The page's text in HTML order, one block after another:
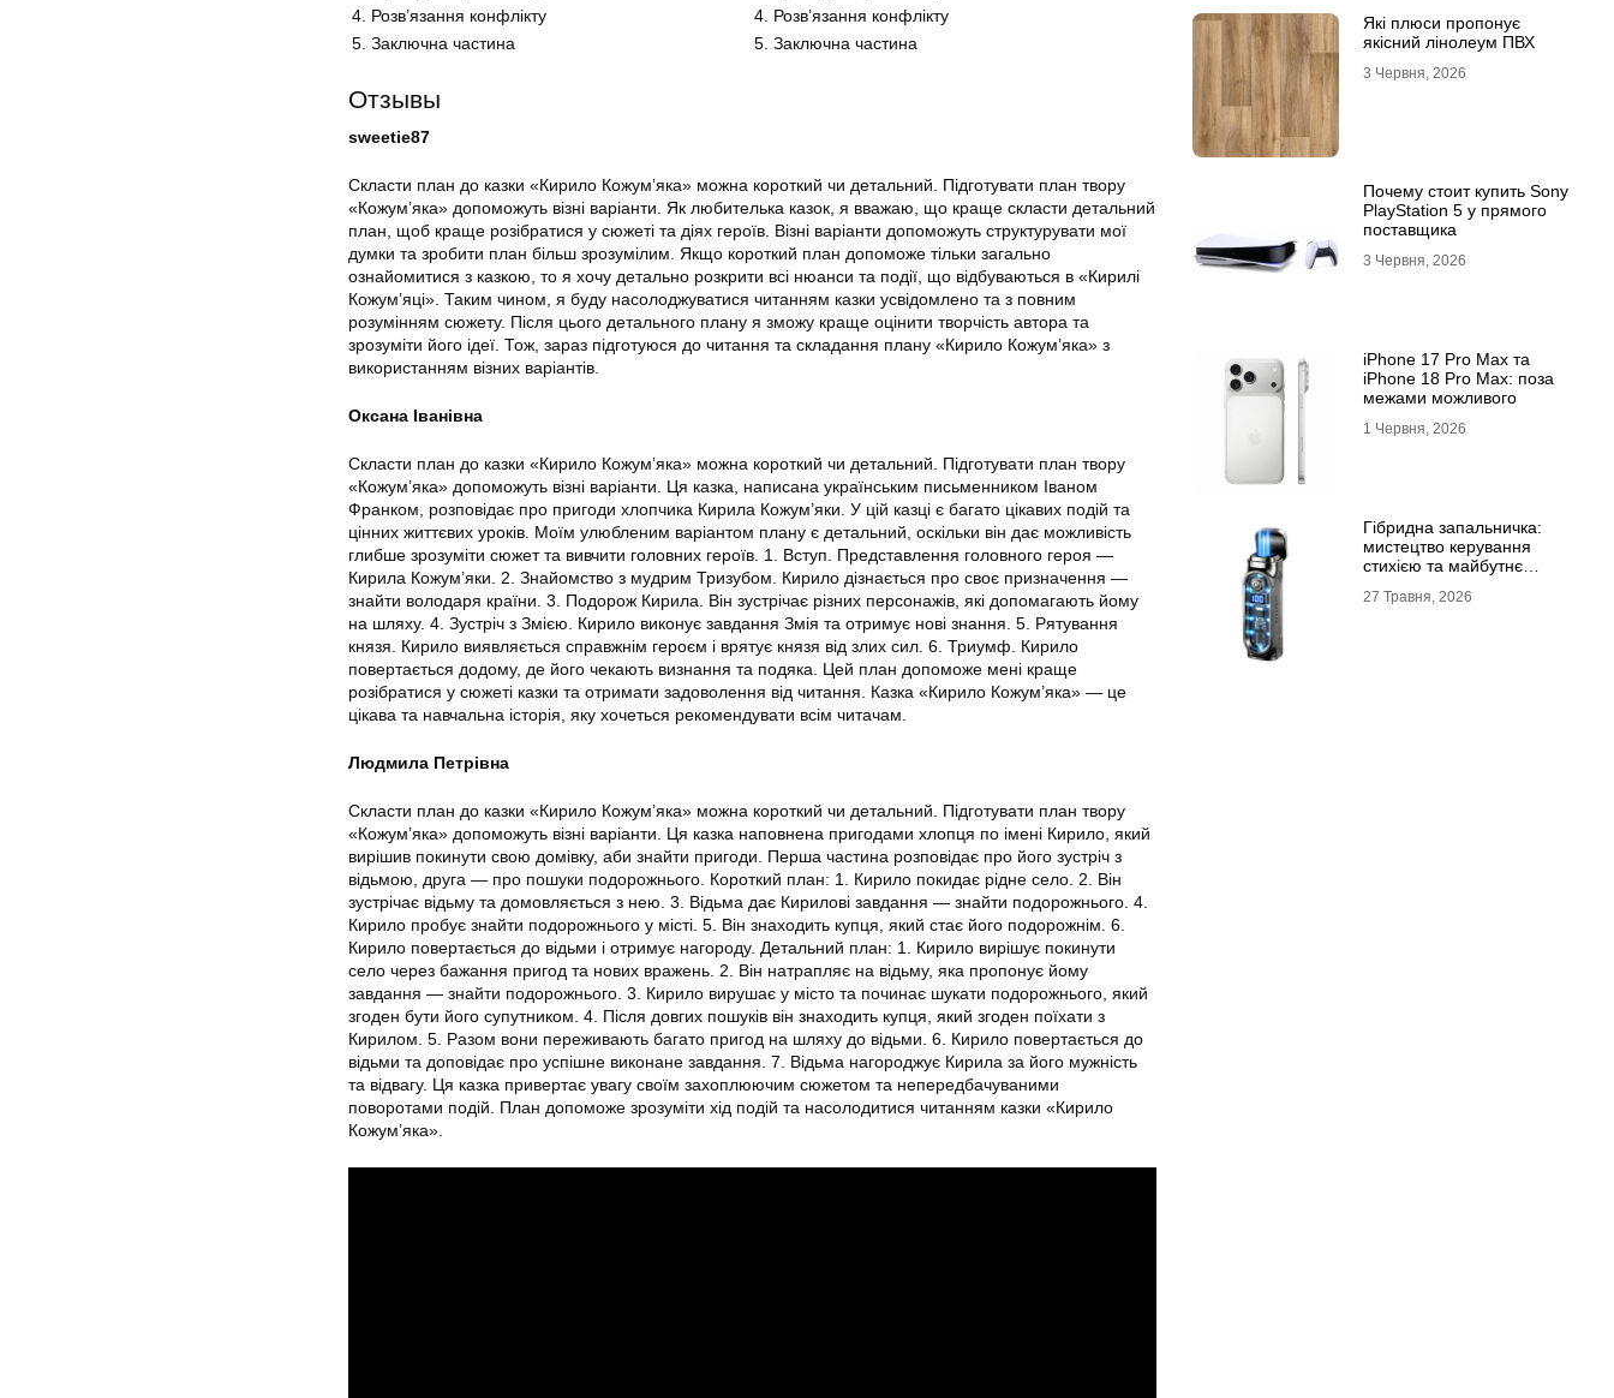
4. Розв’язання конфлікту
4. Розв’язання конфлікту
5. Заключна частина
5. Заключна частина
Отзывы
sweetie87
Скласти план до казки «Кирило Кожум’яка» можна короткий чи детальний. Підготувати план твору
«Кожум’яка» допоможуть візні варіанти. Як любителька казок, я вважаю, що краще скласти детальний
план, щоб краще розібратися у сюжеті та діях героїв. Візні варіанти допоможуть структурувати мої
думки та зробити план більш зрозумілим. Якщо короткий план допоможе тільки загально
ознайомитися з казкою, то я хочу детально розкрити всі нюанси та події, що відбуваються в «Кирилі
Кожум’яці». Таким чином, я буду насолоджуватися читанням казки усвідомлено та з повним
розумінням сюжету. Після цього детального плану я зможу краще оцінити творчість автора та
зрозуміти його ідеї. Тож, зараз підготуюся до читання та складання плану «Кирило Кожум’яка» з
використанням візних варіантів.
Оксана Іванівна
Скласти план до казки «Кирило Кожум’яка» можна короткий чи детальний. Підготувати план твору
«Кожум’яка» допоможуть візні варіанти. Ця казка, написана українським письменником Іваном
Франком, розповідає про пригоди хлопчика Кирила Кожум’яки. У цій казці є багато цікавих подій та
цінних життєвих уроків. Моїм улюбленим варіантом плану є детальний, оскільки він дає можливість
глибше зрозуміти сюжет та вивчити головних героїв. 1. Вступ. Представлення головного героя —
Кирила Кожум’яки. 2. Знайомство з мудрим Тризубом. Кирило дізнається про своє призначення —
знайти володаря країни. 3. Подорож Кирила. Він зустрічає різних персонажів, які допомагають йому
на шляху. 4. Зустріч з Змією. Кирило виконує завдання Змія та отримує нові знання. 5. Рятування
князя. Кирило виявляється справжнім героєм і врятує князя від злих сил. 6. Триумф. Кирило
повертається додому, де його чекають визнання та подяка. Цей план допоможе мені краще
розібратися у сюжеті казки та отримати задоволення від читання. Казка «Кирило Кожум’яка» — це
цікава та навчальна історія, яку хочеться рекомендувати всім читачам.
Людмила Петрівна
Скласти план до казки «Кирило Кожум’яка» можна короткий чи детальний. Підготувати план твору
«Кожум’яка» допоможуть візні варіанти. Ця казка наповнена пригодами хлопця по імені Кирило, який
вирішив покинути свою домівку, аби знайти пригоди. Перша частина розповідає про його зустріч з
відьмою, друга — про пошуки подорожнього. Короткий план: 1. Кирило покидає рідне село. 2. Він
зустрічає відьму та домовляється з нею. 3. Відьма дає Кирилові завдання — знайти подорожнього. 4.
Кирило пробує знайти подорожнього у місті. 5. Він знаходить купця, який стає його подорожнім. 6.
Кирило повертається до відьми і отримує нагороду. Детальний план: 1. Кирило вирішує покинути
село через бажання пригод та нових вражень. 2. Він натрапляє на відьму, яка пропонує йому
завдання — знайти подорожнього. 3. Кирило вирушає у місто та починає шукати подорожнього, який
згоден бути його супутником. 4. Після довгих пошуків він знаходить купця, який згоден поїхати з
Кирилом. 5. Разом вони переживають багато пригод на шляху до відьми. 6. Кирило повертається до
відьми та доповідає про успішне виконане завдання. 7. Відьма нагороджує Кирила за його мужність
та відвагу. Ця казка привертає увагу своїм захоплюючим сюжетом та непередбачуваними
поворотами подій. План допоможе зрозуміти хід подій та насолодитися читанням казки «Кирило
Кожум’яка».
Які плюси пропонує
якісний лінолеум ПВХ
3 Червня, 2026
Почему стоит купить Sony
PlayStation 5 у прямого
поставщика
3 Червня, 2026
iPhone 17 Pro Max та
iPhone 18 Pro Max: поза
межами можливого
1 Червня, 2026
Гібридна запальничка:
мистецтво керування
стихією та майбутнє
27 Травня, 2026